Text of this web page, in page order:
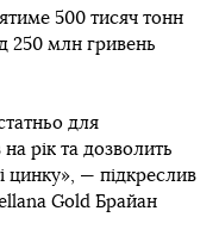
500 тисяч тонн
250 млн гривень
для
рік та дозволить
цинку», — підкреслив
Gold Брайан